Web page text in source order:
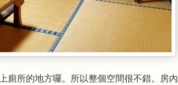
廁所的地方囉。所以整個空間很不錯。房內